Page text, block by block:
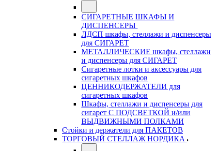
СИГАРЕТНЫЕ ШКАФЫ И
ДИСПЕНСЕРЫ
ЛДСП шкафы, стеллажи и диспенсеры
для СИГАРЕТ
МЕТАЛЛИЧЕСКИЕ шкафы, стеллажи
и диспенсеры для СИГАРЕТ
Сигаретные лотки и аксессуары для
сигаретных шкафов
ЦЕННИКОДЕРЖАТЕЛИ для
сигаретных шкафов
Шкафы, стеллажи и диспенсеры для
сигарет С ПОДСВЕТКОЙ и/или
ВЫДВИЖНЫМИ ПОЛКАМИ
Стойки и держатели для ПАКЕТОВ
ТОРГОВЫЙ СТЕЛЛАЖ НОРДИКА